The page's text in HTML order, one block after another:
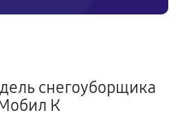
снегоуборщика
К